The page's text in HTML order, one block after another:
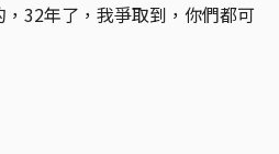
，32年了，我爭取到，你們都可